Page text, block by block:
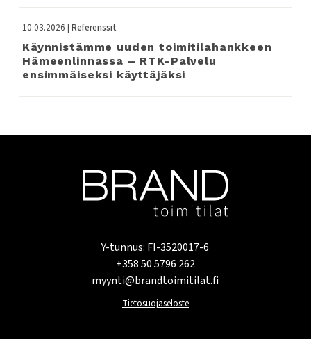
10.03.2026 | Referenssit
Käynnistämme uuden toimitilahankkeen
Hämeenlinnassa – RTK-Palvelu
ensimmäiseksi käyttäjäksi
Y-tunnus: FI-3520017-6
+358 50 5796 262
myynti@brandtoimitilat.fi
Tietosuojaseloste